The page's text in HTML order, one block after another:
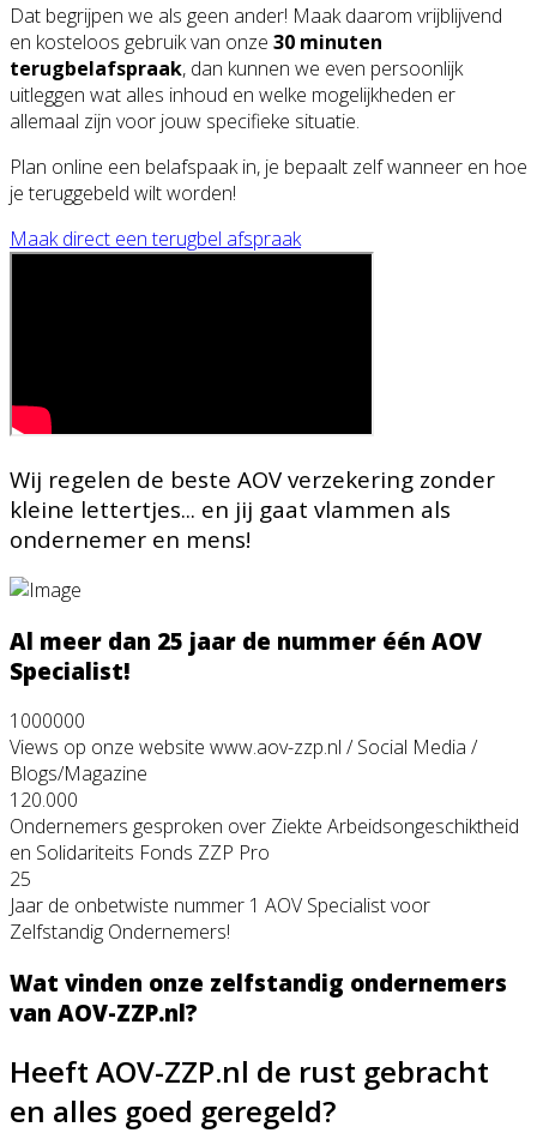
Dat begrijpen we als geen ander! Maak daarom vrijblijvend
en kosteloos gebruik van onze 30 minuten
terugbelafspraak, dan kunnen we even persoonlijk
uitleggen wat alles inhoud en welke mogelijkheden er
allemaal zijn voor jouw specifieke situatie.
Plan online een belafspaak in, je bepaalt zelf wanneer en hoe
je teruggebeld wilt worden!
Maak direct een terugbel afspraak
Wij regelen de beste AOV verzekering zonder
kleine lettertjes... en jij gaat vlammen als
ondernemer en mens!
Al meer dan 25 jaar de nummer één AOV
Specialist!
1000000
Views op onze website www.aov-zzp.nl / Social Media /
Blogs/Magazine
120.000
Ondernemers gesproken over Ziekte Arbeidsongeschiktheid
en Solidariteits Fonds ZZP Pro
25
Jaar de onbetwiste nummer 1 AOV Specialist voor
Zelfstandig Ondernemers!
Wat vinden onze zelfstandig ondernemers
van AOV-ZZP.nl?
Heeft AOV-ZZP.nl de rust gebracht
en alles goed geregeld?